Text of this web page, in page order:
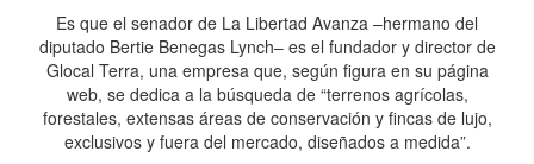
Es que el senador de La Libertad Avanza –hermano del
diputado Bertie Benegas Lynch– es el fundador y director de
Glocal Terra, una empresa que, según figura en su página
web, se dedica a la búsqueda de “terrenos agrícolas,
forestales, extensas áreas de conservación y fincas de lujo,
exclusivos y fuera del mercado, diseñados a medida”.